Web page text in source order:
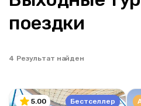
поездки
4 Результат найден
5.00 Бестселлер